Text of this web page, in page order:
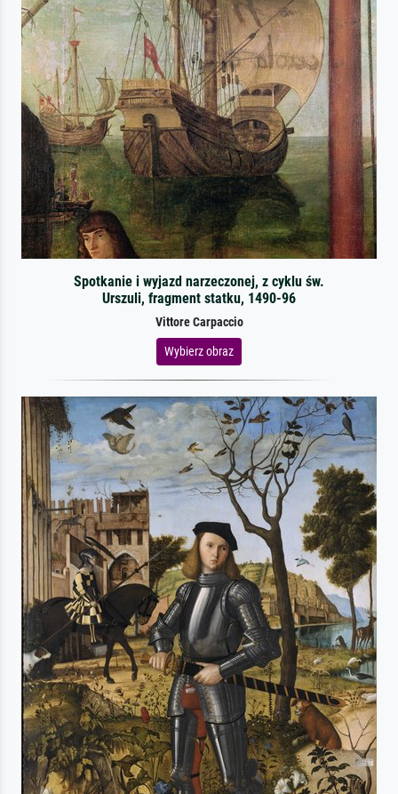
Spotkanie i wyjazd narzeczonej, z cyklu św.
Urszuli, fragment statku, 1490-96
Vittore Carpaccio
Wybierz obraz